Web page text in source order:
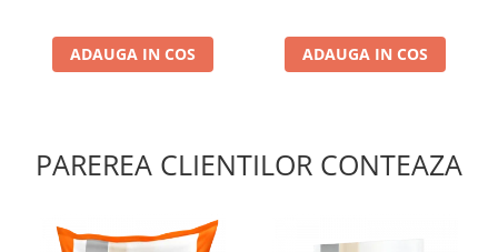
ADAUGA IN COS ADAUGA IN COS
PAREREA CLIENTILOR CONTEAZA